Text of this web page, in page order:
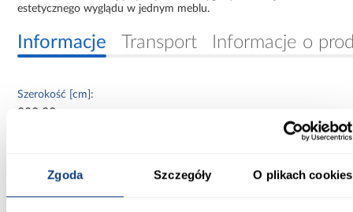
Zgoda Szczegóły O plikach cookies
estetycznego wyglądu w jednym meblu.
Informacje Transport Informacje o
Szerokość [cm]:
200.00
Wysokość [cm]: